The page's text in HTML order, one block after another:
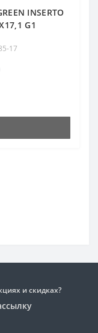
INSERTO
G1
17
и скидках?